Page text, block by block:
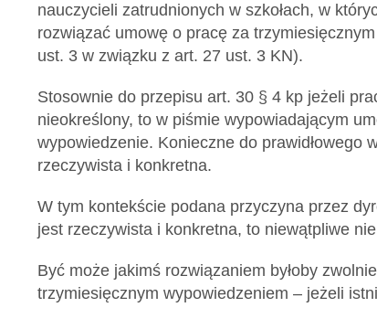
nauczycieli zatrudnionych w szkołach, w
rozwiązać umowę o pracę za
ust. 3 w związku z art. 27 ust. 3 KN).
Stosownie do przepisu art. 30 § 4 kp jeżeli
nieokreślony, to w piśmie wypowiadającym
wypowiedzenie. Konieczne do prawidłowego
rzeczywista i konkretna.
W tym kontekście podana przyczyna przez
jest rzeczywista i konkretna, to niewątpliwe
Być może jakimś rozwiązaniem byłoby
trzymiesięcznym wypowiedzeniem – jeżeli